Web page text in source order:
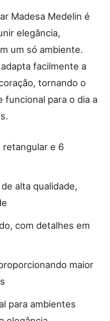
Madesa Medelin é
elegância,
um só ambiente.
facilmente a
tornando o
funcional para o dia a
retangular e 6
alta qualidade,
com detalhes em
maior
para ambientes